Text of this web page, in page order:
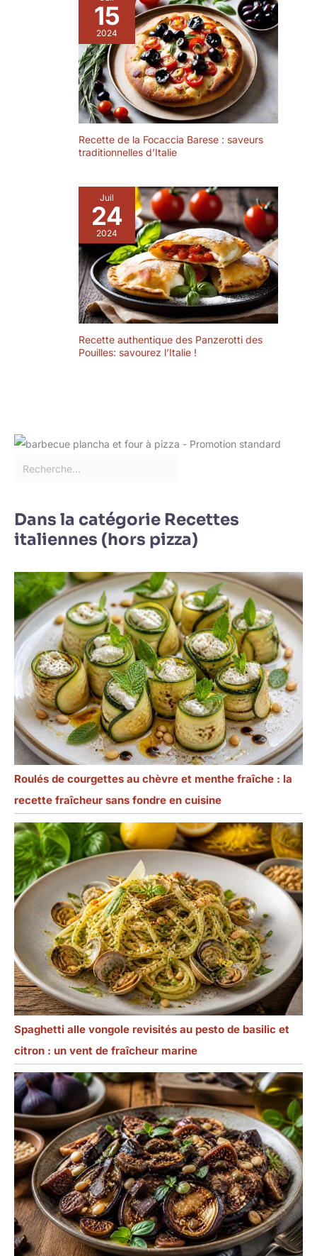
ondes Les motifs
méditerranéens
apportent non
seulement de la
bonne humeur pour
les jeunes et les
moins jeunes, mais
donnent également
envie de déguster
un délicieux risotto
italien ou encore
entrée
15
2024
Recette de la Focaccia Barese : saveurs
traditionnelles d’Italie
Juil
24
2024
Recette authentique des Panzerotti des
Pouilles: savourez l’Italie !
Dans la catégorie Recettes
italiennes (hors pizza)
Roulés de courgettes au chèvre et menthe fraîche : la
recette fraîcheur sans fondre en cuisine
Spaghetti alle vongole revisités au pesto de basilic et
citron : un vent de fraîcheur marine